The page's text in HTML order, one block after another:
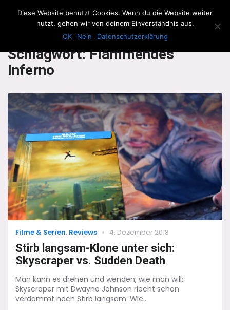
The Howling Men
Schlagwort:Flammendes
Inferno
Categories
Filme & Serien, Reviews
Posted
4. Dezember 2018
Stirb langsam-Klone unter sich:
Skyscraper vs. Sudden Death
Man kann es drehen und wenden, wie man will:
Skyscraper mit Dwayne Johnson riecht schon
verdammt nach Stirb langsam. Wie...
Diese Website benutzt Cookies. Wenn du die Website weiter
nutzt, gehen wir von deinem Einverständnis aus.
OK
Nein Datenschutzerklärung